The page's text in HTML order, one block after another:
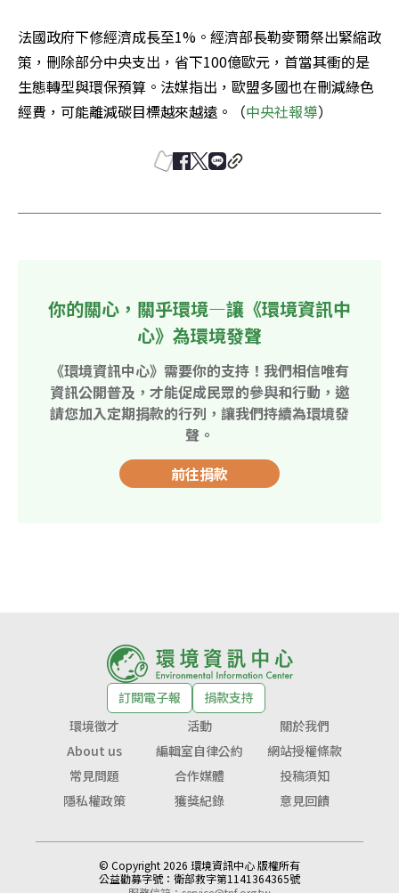
法國政府下修經濟成長至1%。經濟部長勒麥爾祭出緊縮政
策，刪除部分中央支出，省下100億歐元，首當其衝的是
生態轉型與環保預算。法媒指出，歐盟多國也在刪減綠色
經費，可能離減碳目標越來越遠。（中央社報導）
你的關心，關乎環境—讓《環境資訊中
心》為環境發聲
《環境資訊中心》需要你的支持！我們相信唯有
資訊公開普及，才能促成民眾的參與和行動，邀
請您加入定期捐款的行列，讓我們持續為環境發
聲。
前往捐款
訂閱電子報
捐款支持
環境徵才
活動
關於我們
About us
編輯室自律公約
網站授權條款
常見問題
合作媒體
投稿須知
隱私權政策
獲獎紀錄 意見回饋
© Copyright 2026 環境資訊中心 版權所有
公益勸募字號： 衛部救字第1141364365號